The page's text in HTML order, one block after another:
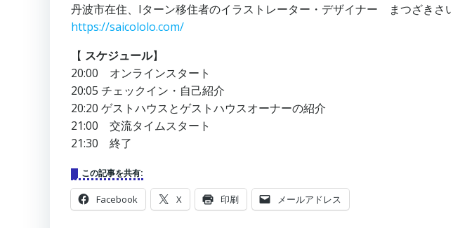
丹波市在住、Iターン移住者のイラストレーター・デザイナー まつざきさ
https://saicololo.com/
【 スケジュール】
20:00 オンラインスタート
20:05 チェックイン・自己紹介
20:20 ゲストハウスとゲストハウスオーナーの紹介
21:00 交流タイムスタート
21:30 終了
この記事を共有:
Facebook X 印刷 メールアドレス